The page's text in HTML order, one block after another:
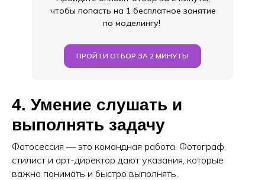
ПРОЙТИ ОТБОР ЗА 2 МИНУТЫ
чтобы попасть на 1 бесплатное занятие
по моделингу!
4. Умение слушать и
выполнять задачу
Фотосессия — это командная работа. Фотограф,
стилист и арт-директор дают указания, которые
важно понимать и быстро выполнять.